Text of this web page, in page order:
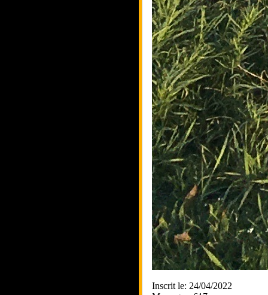
Inscrit le: 24/04/2022